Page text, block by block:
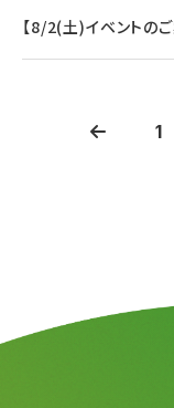
【8/2(土)イベントの
1